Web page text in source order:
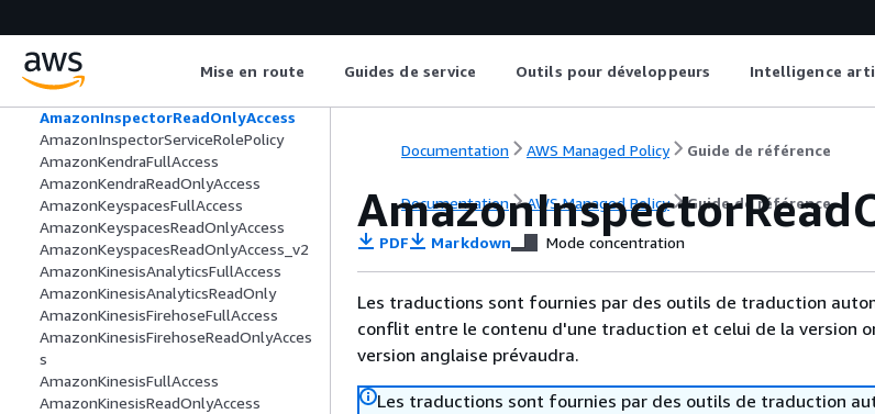
Mise en route Guides de service Outils pour développeurs Intelligence
AmazonInspector2ThirdPartyServiceR
olePolicy
AmazonInspectorFullAccess
AmazonInspectorReadOnlyAccess
AmazonInspectorServiceRolePolicy
AmazonKendraFullAccess
AmazonKendraReadOnlyAccess
AmazonKeyspacesFullAccess
AmazonKeyspacesReadOnlyAccess
AmazonKeyspacesReadOnlyAccess_v2
AmazonKinesisAnalyticsFullAccess
AmazonKinesisAnalyticsReadOnly
AmazonKinesisFirehoseFullAccess
AmazonKinesisFirehoseReadOnlyAcces
s
AmazonKinesisFullAccess
AmazonKinesisReadOnlyAccess
Documentation AWS Managed Policy Guide de référence
Documentation AWS Managed Policy Guide de référence
PDF Markdown Mode concentration
Les traductions sont fournies par des outils de traduction
conflit entre le contenu d'une traduction et celui de la version
version anglaise prévaudra.
Les traductions sont fournies par des outils de traduction